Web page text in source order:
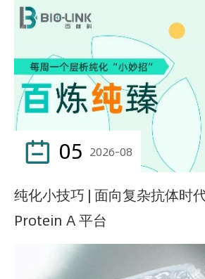
 05 2026-08
纯化小技巧 | 面向复杂抗体时
Protein A 平台